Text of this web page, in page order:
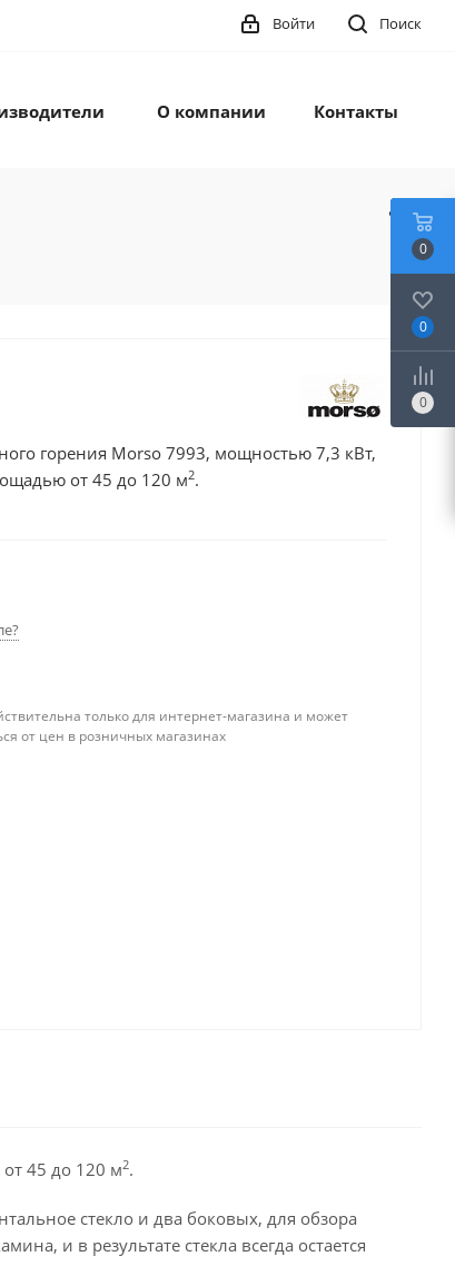
Поиск
Войти
О компании Контакты
горения Morso 7993, мощностью 7,3 кВт,
от 45 до 120 м2.
только для интернет-магазина и может
от цен в розничных магазинах
45 до 120 м2.
стекло и два боковых, для обзора
и в результате стекла всегда остается
0
0
0